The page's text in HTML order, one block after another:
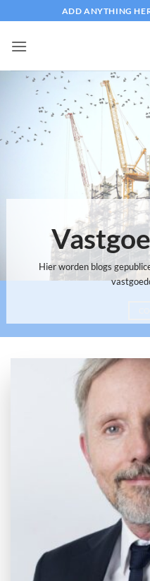
naar
inhoud
ADD ANYTHING
Hier worden blogs